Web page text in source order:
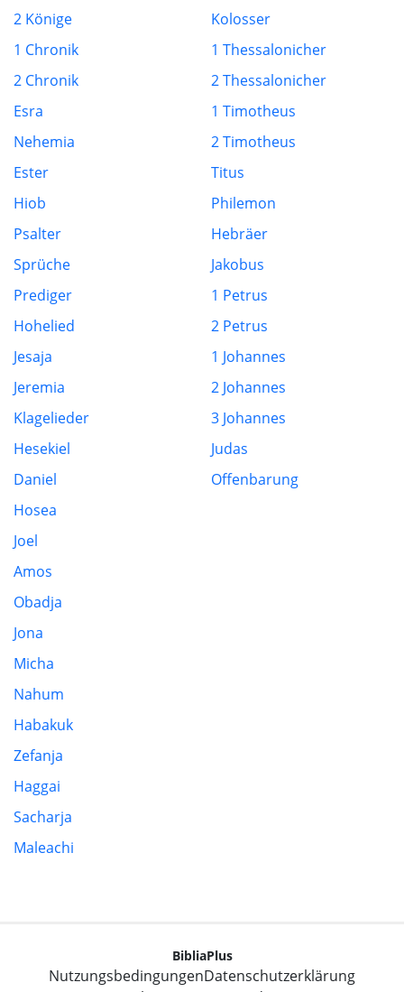
2 Könige
1 Chronik
2 Chronik
Esra
Nehemia
Ester
Hiob
Psalter
Sprüche
Prediger
Hohelied
Jesaja
Jeremia
Klagelieder
Hesekiel
Daniel
Hosea
Joel
Amos
Obadja
Jona
Micha
Nahum
Habakuk
Zefanja
Haggai
Sacharja
Maleachi
Kolosser
1 Thessalonicher
2 Thessalonicher
1 Timotheus
2 Timotheus
Titus
Philemon
Hebräer
Jakobus
1 Petrus
2 Petrus
1 Johannes
2 Johannes
3 Johannes
Judas
Offenbarung
BibliaPlus
NutzungsbedingungenDatenschutzerklärung